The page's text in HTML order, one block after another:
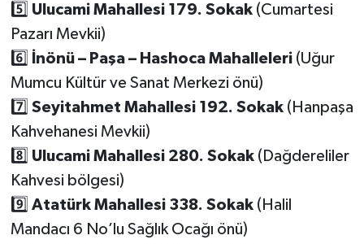
5️⃣ Ulucami Mahallesi 179. Sokak(Cumartesi
Pazarı Mevkii)
6️⃣
İnönü – Paşa – Hashoca Mahalleleri(Uğur
Mumcu Kültür ve Sanat Merkezi önü)
7️⃣ Seyitahmet Mahallesi 192. Sokak(Hanpaşa
Kahvehanesi Mevkii)
8️⃣ Ulucami Mahallesi 280. Sokak(Dağdereliler
Kahvesi bölgesi)
9️⃣ Atatürk Mahallesi 338. Sokak(Halil
Mandacı 6 No’lu Sağlık Ocağı önü)